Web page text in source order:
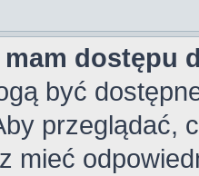
mam dostępu
być
przeglądać,
mieć